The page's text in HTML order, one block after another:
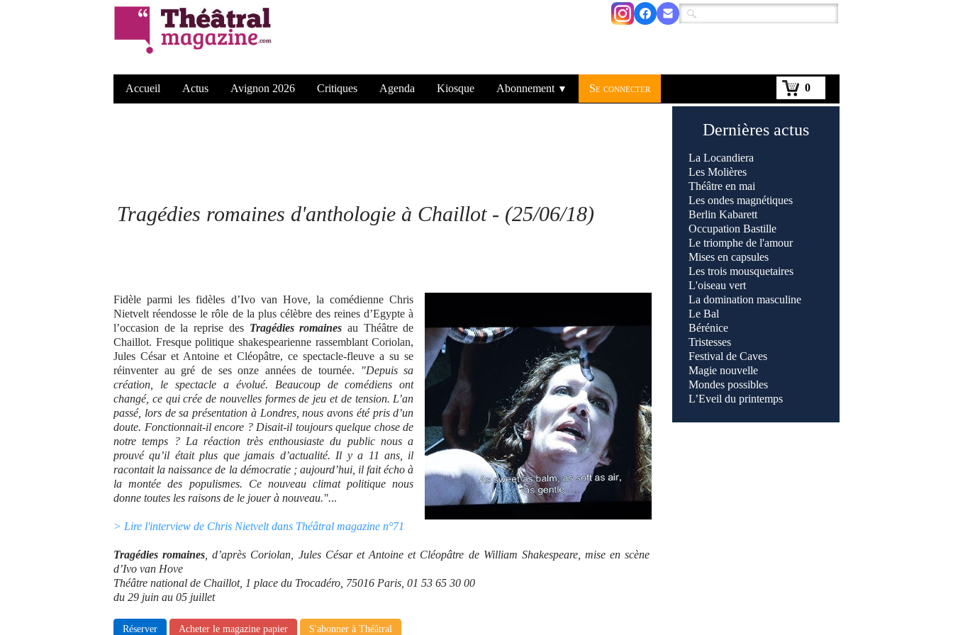
0
Accueil Actus Avignon 2026 Critiques Agenda Kiosque Abonnement ▼ Se connecter
Tragédies romaines d'anthologie à Chaillot - (25/06/18)
Fidèle parmi les fidèles d’Ivo van Hove, la comédienne Chris
Nietvelt réendosse le rôle de la plus célèbre des reines d’Egypte à
l’occasion de la reprise des Tragédies romaines au Théâtre de
Chaillot. Fresque politique shakespearienne rassemblant Coriolan,
Jules César et Antoine et Cléopâtre, ce spectacle-fleuve a su se
réinventer au gré de ses onze années de tournée.
"Depuis sa
création, le spectacle a évolué. Beaucoup de comédiens ont
changé, ce qui crée de nouvelles formes de jeu et de tension. L’an
passé, lors de sa présentation à Londres, nous avons été pris d’un
doute. Fonctionnait-il encore ? Disait-il toujours quelque chose de
notre temps ? La réaction très enthousiaste du public nous a
prouvé qu’il était plus que jamais d’actualité. Il y a 11 ans, il
racontait la naissance de la démocratie ; aujourd’hui, il fait écho à
la montée des populismes. Ce nouveau climat politique nous
donne toutes les raisons de le jouer à nouveau."...
> Lire l'interview de Chris Nietvelt dans Théâtral magazine n°71
Tragédies romaines , d’après Coriolan, Jules César et Antoine et Cléopâtre de William Shakespeare, mise en scène
d’Ivo van Hove
Théâtre national de Chaillot, 1 place du Trocadéro, 75016 Paris, 01 53 65 30 00
du 29 juin au 05 juillet
Réserver Acheter le magazine papier S'abonner à Théâtral
Dernières actus
La Locandiera
Les Molières
Théâtre en mai
Les ondes magnétiques
Berlin Kabarett
Occupation Bastille
Le triomphe de l'amour
Mises en capsules
Les trois mousquetaires
L'oiseau vert
La domination masculine
Le Bal
Bérénice
Tristesses
Festival de Caves
Magie nouvelle
Mondes possibles
L’Eveil du printemps